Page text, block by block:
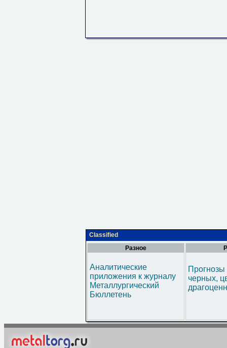
Classified
Разное
Аналитические
приложения к журналу
Металлургический
Бюллетень
черных,